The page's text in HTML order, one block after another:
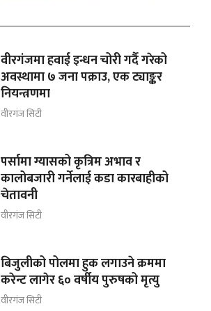
वीरगंजमा हवाई इन्धन चोरी गर्दै गरेको
अवस्थामा ७ जना पक्राउ, एक ट्याङ्कर
नियन्त्रणमा
वीरगंज सिटी
पर्सामा ग्यासको कृत्रिम अभाव र
कालोबजारी गर्नेलाई कडा कारबाहीको
चेतावनी
वीरगंज सिटी
बिजुलीको पोलमा हुक लगाउने क्रममा
करेन्ट लागेर ६० वर्षीय पुरुषको मृत्यु
वीरगंज सिटी